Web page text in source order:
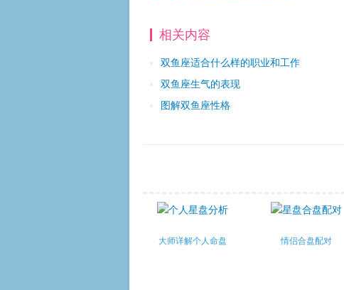
相关内容
双鱼座适合什么样的职业和工作
双鱼座生气的表现
图解双鱼座性格
大师详解个人命盘 情侣合盘配对